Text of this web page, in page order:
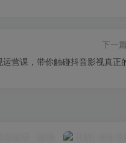
下一
运营课，带你触碰抖音影视真正